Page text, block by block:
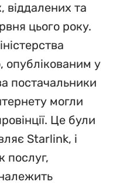
віддалених та
цього року.
опублікованим у
постачальники
могли
Це були
Starlink, і
послуг,